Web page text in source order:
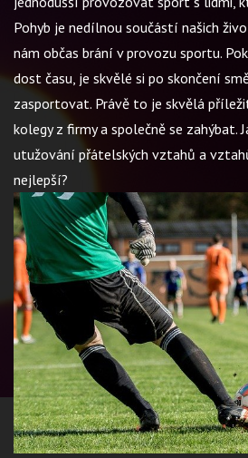
Pohyb je nedílnou součástí našich
nám občas brání v provozu sportu.
dost času, je skvělé si po skončení
zasportovat. Právě to je skvělá
kolegy z firmy a společně se zahýbat.
utužování přátelských vztahů a
nejlepší?